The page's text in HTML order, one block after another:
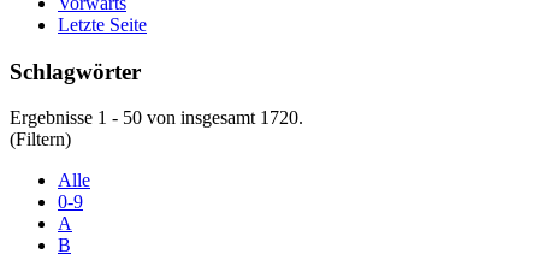
Letzte Seite
Schlagwörter
Ergebnisse 1 - 50 von insgesamt 1720.
(Filtern)
Alle
0-9
A
B